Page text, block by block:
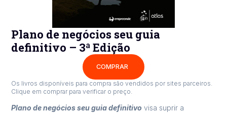
Plano de negócios seu guia
definitivo – 3ª Edição
COMPRAR
Os livros disponíveis para compra são vendidos por sites parceiros.
Clique em comprar para verificar o preço.
Plano de negócios seu guia definitivo visa suprir a